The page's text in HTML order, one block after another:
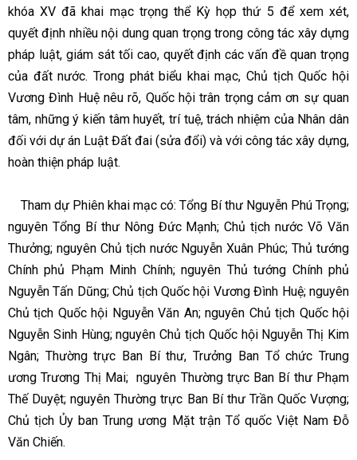
khóa XV đã khai mạc trọng thể Kỳ họp thứ 5 để xem xét,
quyết định nhiều nội dung quan trọng trong công tác xây dựng
pháp luật, giám sát tối cao, quyết định các vấn đề quan trọng
của đất nước. Trong phát biểu khai mạc, Chủ tịch Quốc hội
Vương Đình Huệ nêu rõ, Quốc hội trân trọng cảm ơn sự quan
tâm, những ý kiến tâm huyết, trí tuệ, trách nhiệm của Nhân dân
đối với dự án Luật Đất đai (sửa đổi) và với công tác xây dựng,
hoàn thiện pháp luật.
Tham dự Phiên khai mạc có: Tổng Bí thư Nguyễn Phú Trọng;
nguyên Tổng Bí thư Nông Đức Mạnh; Chủ tịch nước Võ Văn
Thưởng; nguyên Chủ tịch nước Nguyễn Xuân Phúc; Thủ tướng
Chính phủ Phạm Minh Chính; nguyên Thủ tướng Chính phủ
Nguyễn Tấn Dũng; Chủ tịch Quốc hội Vương Đình Huệ; nguyên
Chủ tịch Quốc hội Nguyễn Văn An; nguyên Chủ tịch Quốc hội
Nguyễn Sinh Hùng; nguyên Chủ tịch Quốc hội Nguyễn Thị Kim
Ngân; Thường trực Ban Bí thư, Trưởng Ban Tổ chức Trung
ương Trương Thị Mai; nguyên Thường trực Ban Bí thư Phạm
Thế Duyệt; nguyên Thường trực Ban Bí thư Trần Quốc Vượng;
Chủ tịch Ủy ban Trung ương Mặt trận Tổ quốc Việt Nam Đỗ
Văn Chiến.